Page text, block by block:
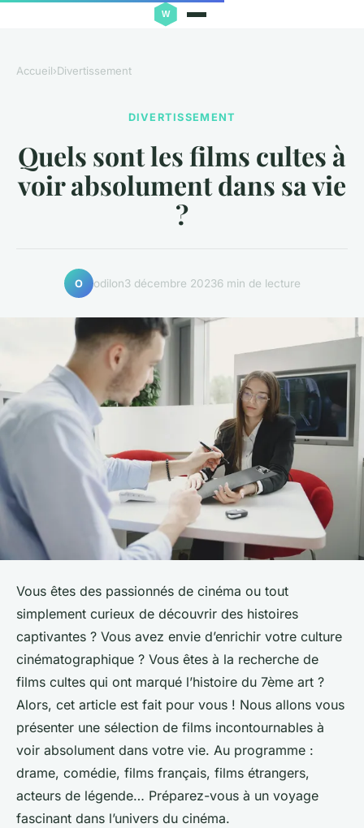
Accueil›Divertissement
DIVERTISSEMENT
Quels sont les films cultes à
voir absolument dans sa vie
?
O odilon3 décembre 20236 min de lecture
Vous êtes des passionnés de cinéma ou tout
simplement curieux de découvrir des histoires
captivantes ? Vous avez envie d’enrichir votre culture
cinématographique ? Vous êtes à la recherche de
films cultes qui ont marqué l’histoire du 7ème art ?
Alors, cet article est fait pour vous ! Nous allons vous
présenter une sélection de films incontournables à
voir absolument dans votre vie. Au programme :
drame, comédie, films français, films étrangers,
acteurs de légende… Préparez-vous à un voyage
fascinant dans l’univers du cinéma.